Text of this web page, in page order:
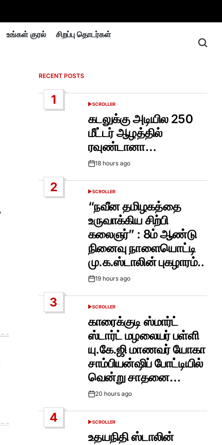
உங்கள் குரல் சிறப்பு தொடர்கள்
RECENT POSTS
1
POSTED
SCROLLER
கடலுக்கு அடியில 250
மீட்டர் ஆழத்தில்
ரவுண்டானா…
Post18 hours ago
2
POSTED
SCROLLER
“நவீன தமிழகத்தை
உருவாக்கிய சிற்பி
கலைஞர்” : 8ம் ஆண்டு
நினைவு நாளையொட்டி
மு.க.ஸ்டாலின் புகழாரம்..
Post19 hours ago
3
POSTED
SCROLLER
காரைக்குடி ஸ்மார்ட்
ஸ்டார்ட் மழலையர் பள்ளி
யு.கே.ஜி மாணவர் யோகா
சாம்பியன்ஷிப் போட்டியில்
வென்று சாதனை…
Post20 hours ago
4
POSTED
SCROLLER
உதயநிதி ஸ்டாலின்